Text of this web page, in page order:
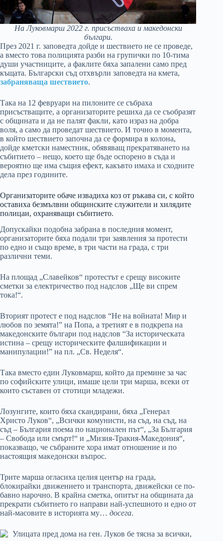
На Луковмарш 2022 г. присъстваха и македонски
българи.
През 2021 г. заповедта дойде и шествието не се проведе,
а вместо това полицията разби на групички по 10-тима
души участниците, а факлите бяха запалени само пред
къщата. Български съд отхвърли заповедта на кмета,
забраняваща шествието.
Така на 12 февруари на пилоните се събраха
присъстващите, а организаторите решиха да се съобразят
с общината и да не палят факли, като израз на добра
воля, а само да проведат шествието. И точно в момента,
в който шествието започна да се формира в колона,
дойде кметски наместник, обявяващ прекратяването на
събитието – нещо, което ще бъде оспорено в съда и
вероятно ще има същия ефект, какъвто имаха и сходните
дела през годините.
Организаторите обаче извадиха коз от ръкава си, с който
оставиха безмълвни общинските служители и хилядите
полицаи, охраняващи събитието.
Допускайки подобна забрана в последния момент,
организаторите бяха подали три заявления за протести
по едно и също време, в три части на града, с три
различни теми.
На площад „Славейков“ протестът е срещу високите
сметки за електричество под надслов „Ще ви спрем
тока!“.
Вторият протест е под надслов “Не на войната! Мир и
любов по земята!” на Попа, а третият е в подкрепа на
македонските българи под надслов “За историческата
истина – срещу историческите фалшификации и
манипулации!” на пл. „Св. Неделя“.
Така вместо един Луковмарш, който да премине за час
по софийските улици, имаше цели три марша, всеки от
които съставен от стотици младежи.
Лозунгите, които бяха скандирани, бяха „Генерал
Христо Луков“, „Всички комунисти, на съд, на съд, на
съд – България поема по национален път“, „За България
– Свобода или смърт!“ и „Мизия-Тракия-Македония“,
показващо, че събраните хора имат отношение и по
настоящия македонски въпрос.
Трите марша огласиха целия център на града,
блокирайки движението и транспорта, движейски се по-
бавно нарочно. В крайна сметка, опитът на общината да
прекрати събитието го направи най-успешното и едно от
най-масовите в историята му… досега.